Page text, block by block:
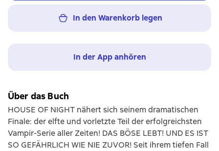
In den Warenkorb legen
In der App anhören
Über das Buch
HOUSE OF NIGHT nähert sich seinem dramatischen
Finale: der elfte und vorletzte Teil der erfolgreichsten
Vampir-Serie aller Zeiten! DAS BÖSE LEBT! UND ES IST
SO GEFÄHRLICH WIE NIE ZUVOR! Seit ihrem tiefen Fall